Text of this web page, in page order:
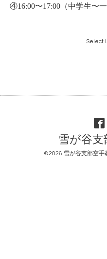
④16:00〜17:00（中学生〜
Select
雪が谷支
©2026 雪が谷支部空手